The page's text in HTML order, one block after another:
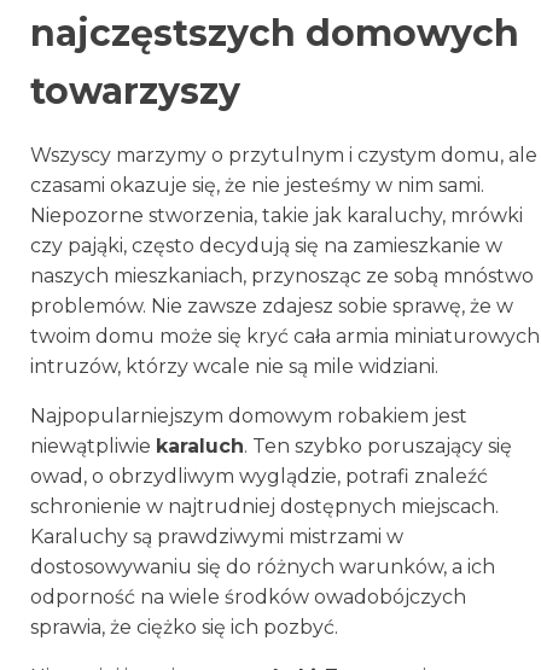
najczęstszych domowych
towarzyszy
Wszyscy marzymy o przytulnym i czystym domu, ale
czasami okazuje się, że nie jesteśmy w nim sami.
Niepozorne stworzenia, takie jak karaluchy, mrówki
czy pająki, często decydują się na zamieszkanie w
naszych mieszkaniach, przynosząc ze sobą mnóstwo
problemów. Nie zawsze zdajesz sobie sprawę, że w
twoim domu może się kryć cała armia miniaturowych
intruzów, którzy wcale nie są mile widziani.
Najpopularniejszym domowym robakiem jest
niewątpliwie karaluch. Ten szybko poruszający się
owad, o obrzydliwym wyglądzie, potrafi znaleźć
schronienie w najtrudniej dostępnych miejscach.
Karaluchy są prawdziwymi mistrzami w
dostosowywaniu się do różnych warunków, a ich
odporność na wiele środków owadobójczych
sprawia, że ciężko się ich pozbyć.